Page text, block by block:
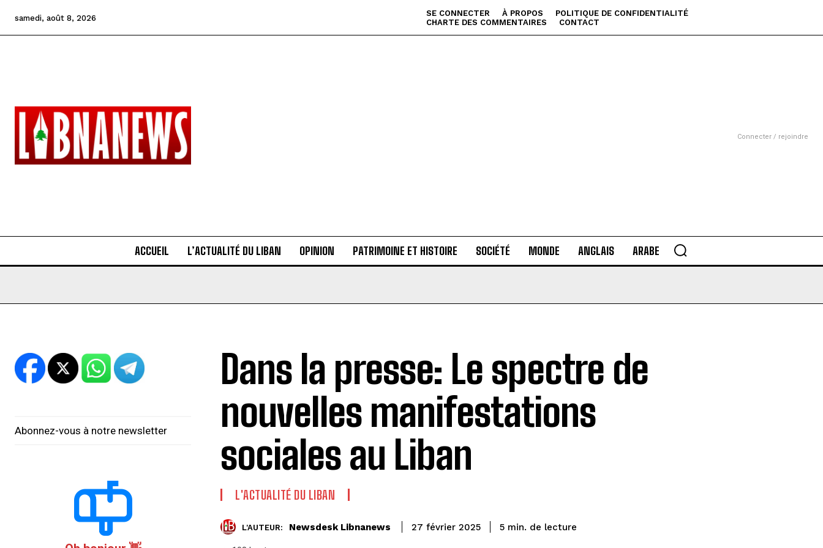
samedi, août 8, 2026 SE CONNECTER À PROPOS
POLITIQUE DE CONFIDENTIALITÉ
CHARTE DES COMMENTAIRES
CONTACT
Connecter / rejoindre
ACCUEIL L’ACTUALITÉ DU LIBAN OPINION PATRIMOINE ET HISTOIRE SOCIÉTÉ MONDE ANGLAIS ARABE
Abonnez-vous à notre newsletter
Dans la presse: Le spectre de
nouvelles manifestations
sociales au Liban
L'ACTUALITÉ DU LIBAN
L'AUTEUR: Newsdesk Libnanews 27 février 2025 5 min. de lecture